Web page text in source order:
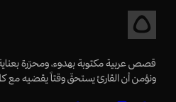
قصص عربية مكتوبة بهدوء، ومحرّرة
ونؤمن أن القارئ يستحقّ وقتاً يقضيه مع